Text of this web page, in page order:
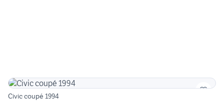
Civic coupé 1994